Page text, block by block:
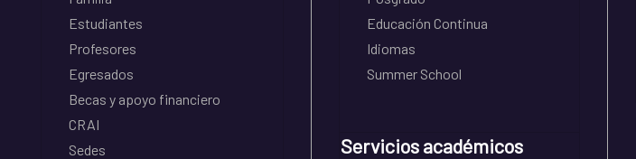
Estudiantes
Profesores
Egresados
Becas y apoyo financiero
CRAI
Sedes
Educación Continua
Idiomas
Summer School
Servicios académicos